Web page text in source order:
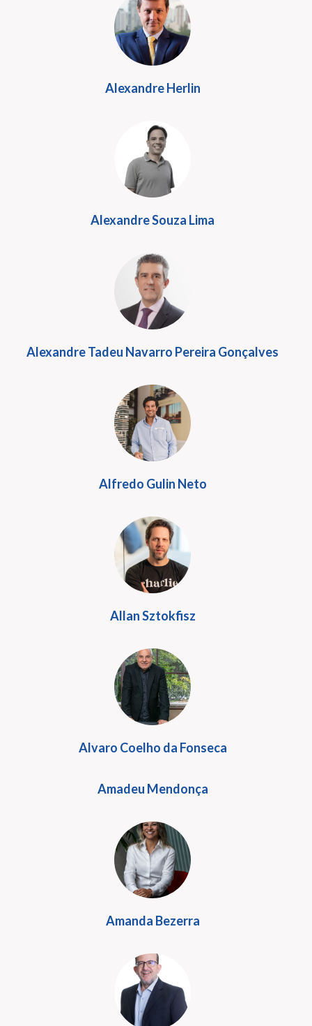
Alexandre Herlin
Alexandre Souza Lima
Alexandre Tadeu Navarro Pereira Gonçalves
Alfredo Gulin Neto
Allan Sztokfisz
Alvaro Coelho da Fonseca
Amadeu Mendonça
Amanda Bezerra